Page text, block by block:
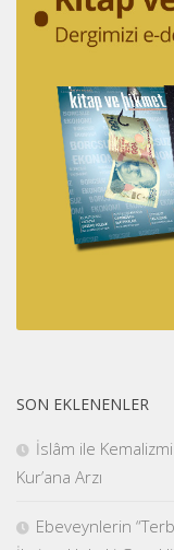
SON EKLENENLER
İslâm ile
Kur’ana Arzı
Ebeveynlerin